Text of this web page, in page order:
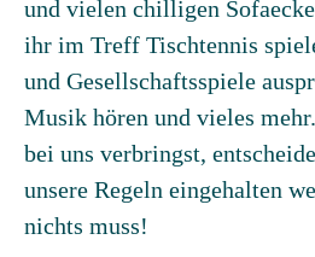
und vielen chilligen
ihr im Treff Tischtennis
und Gesellschaftsspiele
Musik hören und vieles
bei uns verbringst,
unsere Regeln eingehalten
nichts muss!